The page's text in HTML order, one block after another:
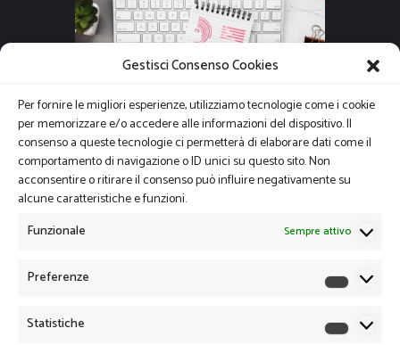
Gestisci Consenso Cookies
Per fornire le migliori esperienze, utilizziamo tecnologie come i cookie
per memorizzare e/o accedere alle informazioni del dispositivo. Il
consenso a queste tecnologie ci permetterà di elaborare dati come il
comportamento di navigazione o ID unici su questo sito. Non
acconsentire o ritirare il consenso può influire negativamente su
alcune caratteristiche e funzioni.
Funzionale
Sempre attivo
Preferenze
Statistiche